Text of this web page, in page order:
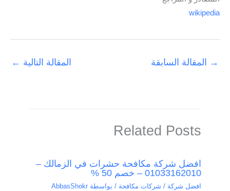
wikipedia
→ المقالة السابقة المقالة التالية ←
Related Posts
افضل شركة مكافحة حشرات في الزمالك –
01033162010 – خصم 50 %
افضل شركة / شركات مكافحة / بواسطة AbbasShokr